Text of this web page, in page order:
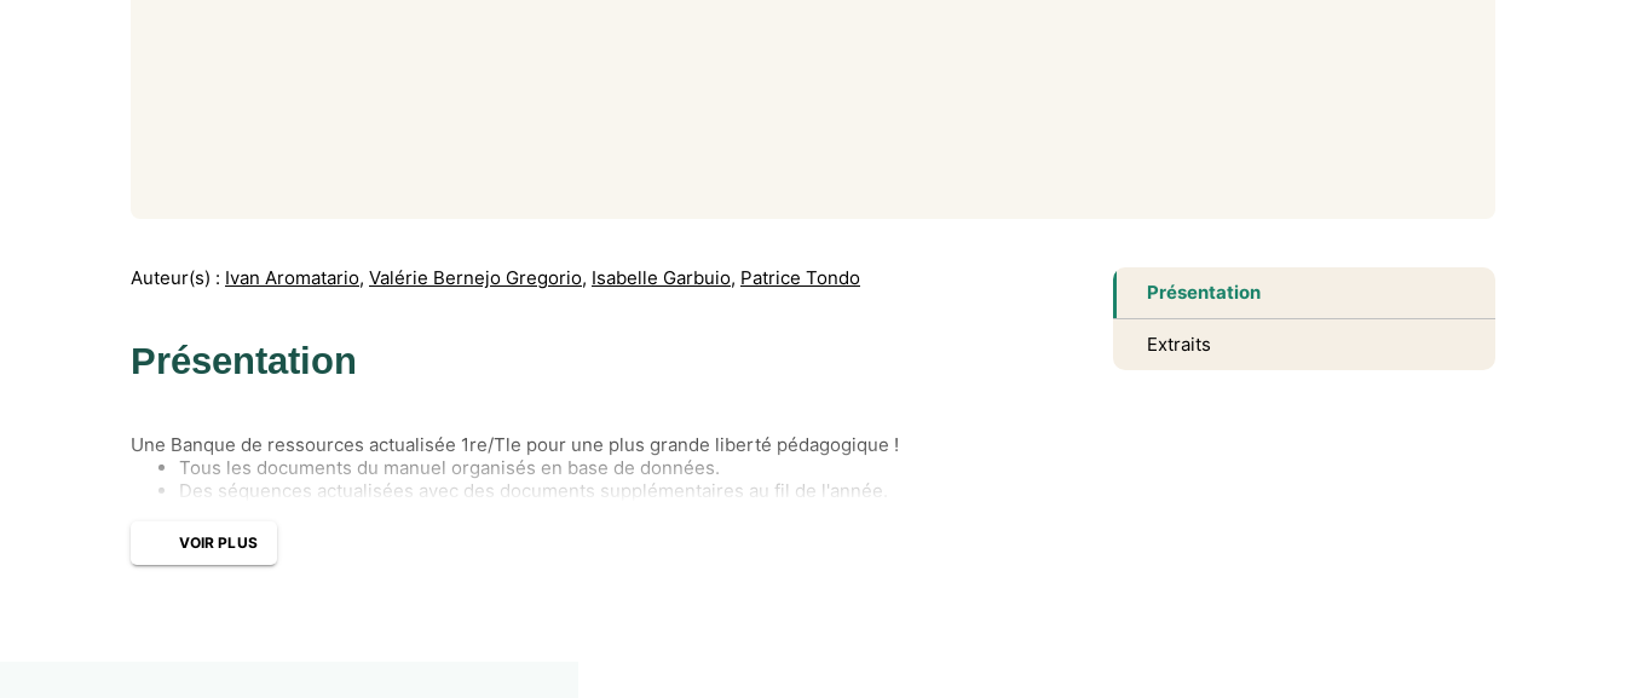
Auteur(s) : Ivan Aromatario, Valérie Bernejo Gregorio, Isabelle Garbuio, Patrice Tondo
Présentation
Une Banque de ressources actualisée 1re/Tle pour une plus grande liberté pédagogique !
Tous les documents du manuel organisés en base de données.
Des séquences actualisées avec des documents supplémentaires au fil de l'année.
VOIR PLUS
Présentation
Extraits